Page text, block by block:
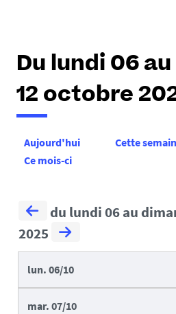
Du lundi 06
12 octobre
Aujourd'hui
Cette
Ce mois-ci
du lundi 06 au
2025
lun. 06/10
mar. 07/10